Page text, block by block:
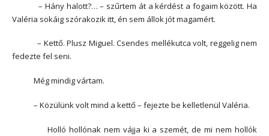
– Hány halott?… – szűrtem át a kérdést a fogaim között. Ha
Valéria sokáig szórakozik itt, én sem állok jót magamért.
– Kettő. Plusz Miguel. Csendes mellékutca volt, reggelig nem
fedezte fel seni.
Még mindig vártam.
– Közülünk volt mind a kettő – fejezte be kelletlenül Valéria.
Holló hollónak nem vájja ki a szemét, de mi nem hollók